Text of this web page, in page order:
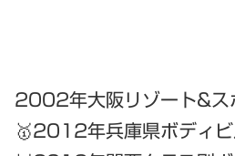
2002年大阪リゾート&ス
🥇2012年兵庫県ボディ